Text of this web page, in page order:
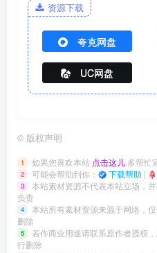
资源下载
夸克网盘
UC网盘
© 版权声明
1 如果您喜欢本站 点击这儿 多帮忙
2 可能会帮助到你： 下载帮助 |
3
本站素材资源不代表本站立场，
负责
4
本站所有素材资源来源于网络，
删除
5 若作商业用途请联系原作者授权
行删除